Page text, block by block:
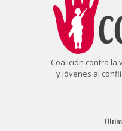
Coalición contra la
y jóvenes al